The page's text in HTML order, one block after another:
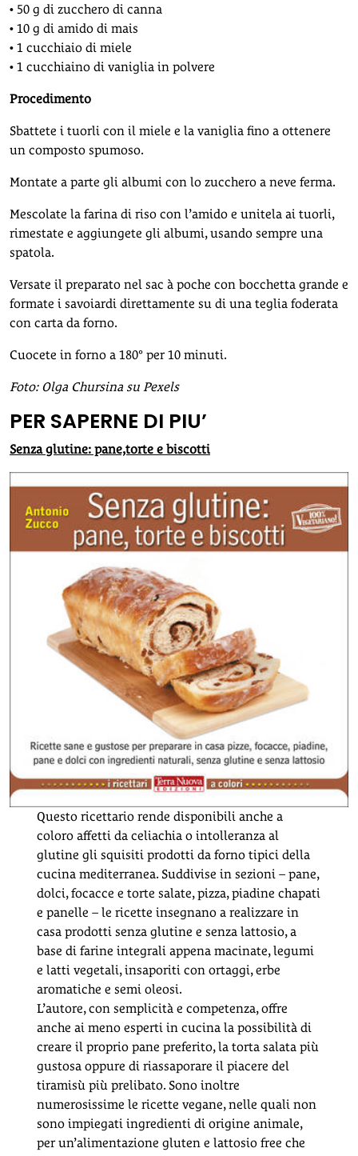
• 50 g di zucchero di canna
• 10 g di amido di mais
• 1 cucchiaio di miele
• 1 cucchiaino di vaniglia in polvere
Procedimento
Sbattete i tuorli con il miele e la vaniglia fino a ottenere
un composto spumoso.
Montate a parte gli albumi con lo zucchero a neve ferma.
Mescolate la farina di riso con l’amido e unitela ai tuorli,
rimestate e aggiungete gli albumi, usando sempre una
spatola.
Versate il preparato nel sac à poche con bocchetta grande e
formate i savoiardi direttamente su di una teglia foderata
con carta da forno.
Cuocete in forno a 180° per 10 minuti.
Foto: Olga Chursina su Pexels
PER SAPERNE DI PIU’
Senza glutine: pane,torte e biscotti
Questo ricettario rende disponibili anche a
coloro affetti da celiachia o intolleranza al
glutine gli squisiti prodotti da forno tipici della
cucina mediterranea. Suddivise in sezioni – pane,
dolci, focacce e torte salate, pizza, piadine chapati
e panelle – le ricette insegnano a realizzare in
casa prodotti senza glutine e senza lattosio, a
base di farine integrali appena macinate, legumi
e latti vegetali, insaporiti con ortaggi, erbe
aromatiche e semi oleosi.
L’autore, con semplicità e competenza, offre
anche ai meno esperti in cucina la possibilità di
creare il proprio pane preferito, la torta salata più
gustosa oppure di riassaporare il piacere del
tiramisù più prelibato. Sono inoltre
numerosissime le ricette vegane, nelle quali non
sono impiegati ingredienti di origine animale,
per un’alimentazione gluten e lattosio free che